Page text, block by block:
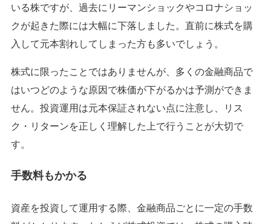
いる株ですが、過去にリーマンショックやコロナショッ
クが起きた際には大幅に下落しました。直前に株式を購
入して元本割れしてしまった方も多いでしょう。
株式に限ったことではありませんが、多くの金融商品で
はいつどのような原因で株価が下がるかは予測ができま
せん。投資運用は元本保証されない点に注意し、リス
ク・リターンを正しく理解した上で行うことが大切で
す。
手数料もかかる
資産を投資して運用する際、金融商品ごとに一定の手数